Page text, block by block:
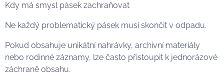
Kdy má smysl pásek zachraňovat
Ne každý problematický pásek musí skončit v odpadu.
Pokud obsahuje unikátní nahrávky, archivní materiály
nebo rodinné záznamy, lze často přistoupit k jednorázové
záchraně obsahu.